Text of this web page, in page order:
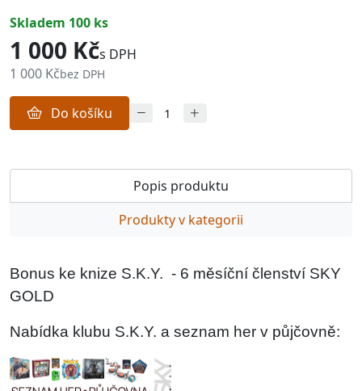
skladem 100 ks
1 000 Kčs DPH
1 000 Kčbez DPH
Do košíku
Popis produktu
Produkty v kategorii
Bonus ke knize S.K.Y. - 6 měsíční členství SKY
GOLD
Nabídka klubu S.K.Y. a seznam her v půjčovně: